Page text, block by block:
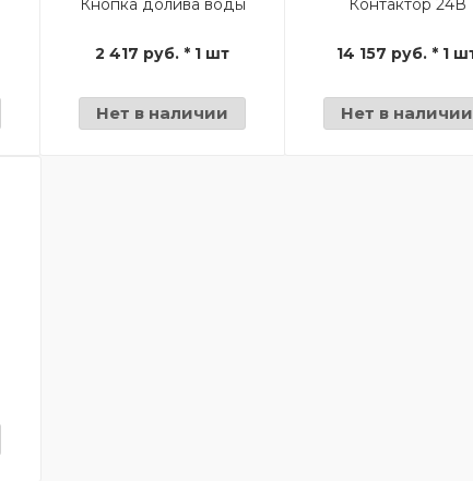
Кнопка долива воды
2 417 руб. * 1 шт
Нет в наличии
Контактор 24В
14 157 руб. * 1
Нет в наличии